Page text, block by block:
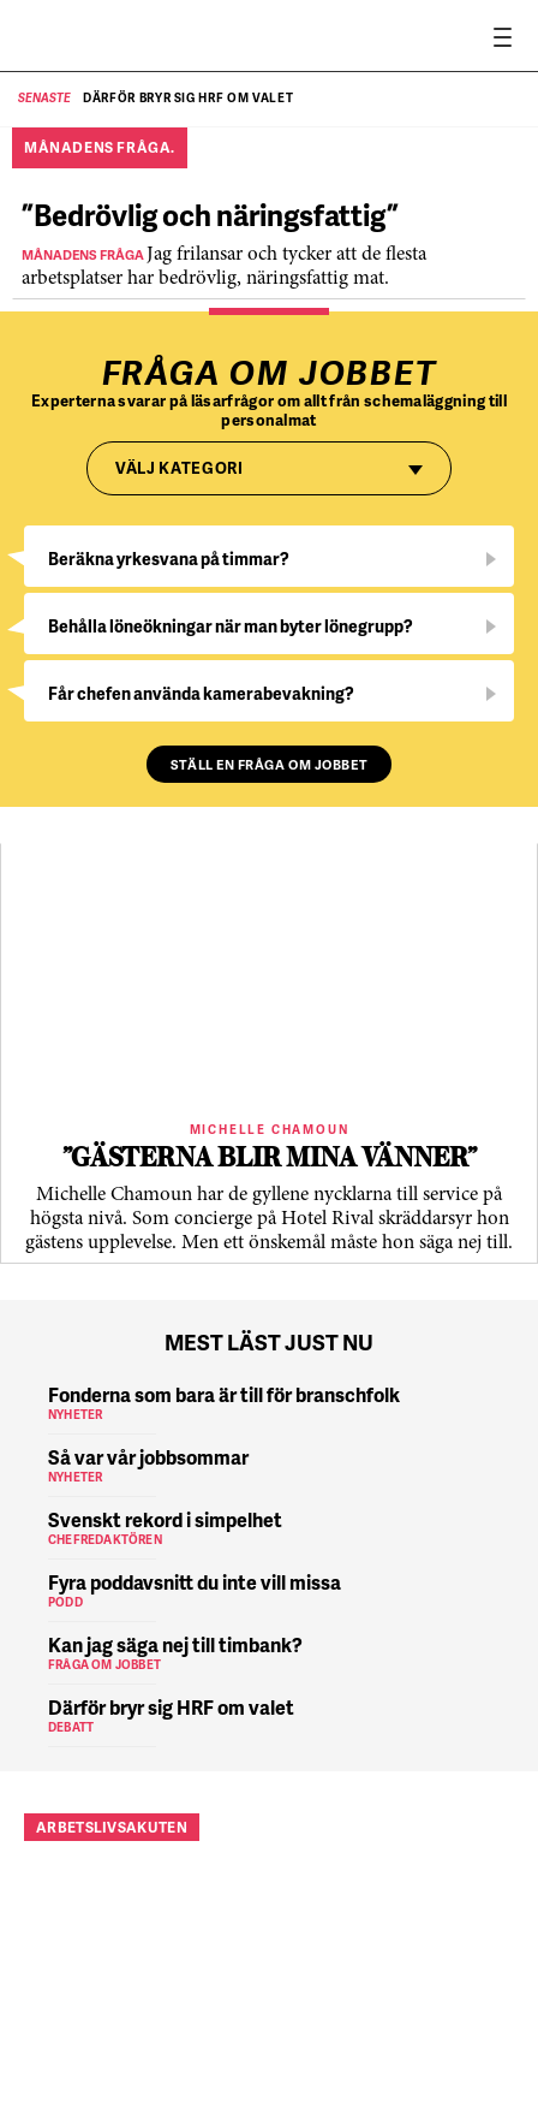
SENASTE DÄRFÖR BRYR SIG HRF OM VALET
MÅNADENS FRÅGA.
”Bedrövlig och näringsfattig”
MÅNADENS FRÅGA Jag frilansar och tycker att de flesta
arbetsplatser har bedrövlig, näringsfattig mat.
FRÅGA OM JOBBET
Experterna svarar på läsarfrågor om allt från schemaläggning till
personalmat
VÄLJ KATEGORI
Beräkna yrkesvana på timmar?
Behålla löneökningar när man byter lönegrupp?
Får chefen använda kamerabevakning?
STÄLL EN FRÅGA OM JOBBET
MICHELLE CHAMOUN
”GÄSTERNA BLIR MINA VÄNNER”
Michelle Chamoun har de gyllene nycklarna till service på
högsta nivå. Som concierge på Hotel Rival skräddarsyr hon
gästens upp­levelse. Men ett önskemål måste hon säga nej till.
MEST LÄST JUST NU
Fonderna som bara är till för branschfolk
NYHETER
Så var vår jobbsommar
NYHETER
Svenskt rekord i simpelhet
CHEFREDAKTÖREN
Fyra poddavsnitt du inte vill missa
PODD
Kan jag säga nej till timbank?
FRÅGA OM JOBBET
Därför bryr sig HRF om valet
DEBATT
ARBETSLIVSAKUTEN